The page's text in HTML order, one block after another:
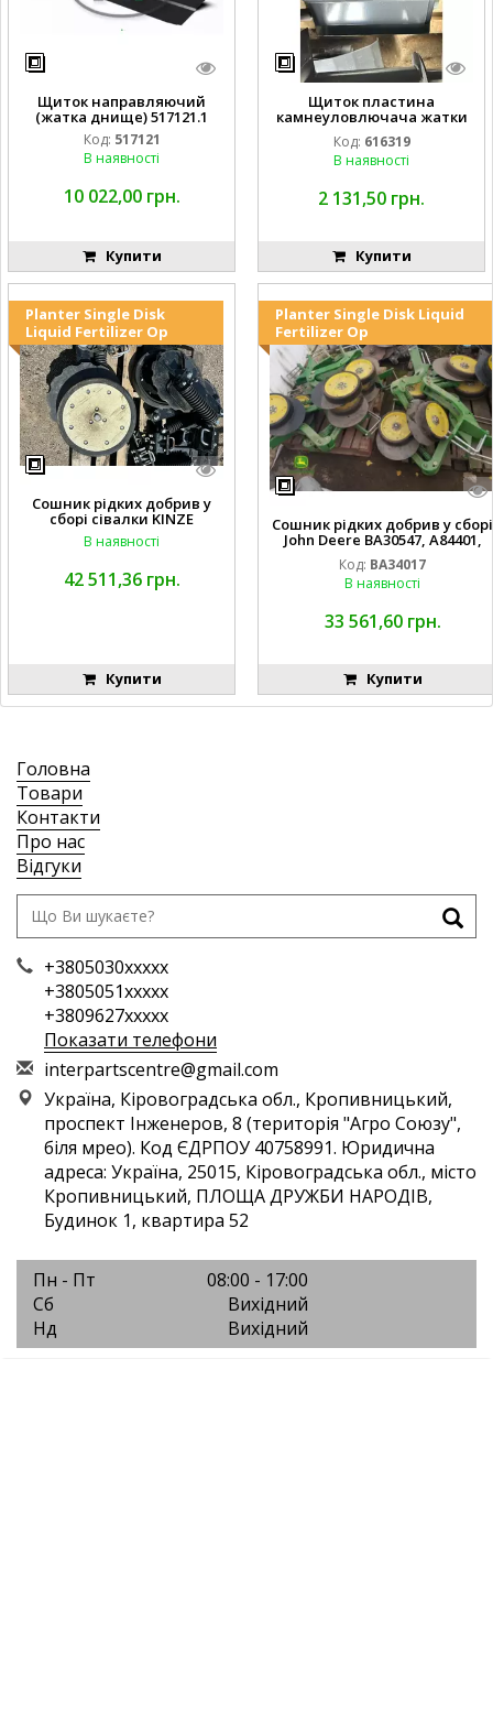
Щиток направляючий
(жатка днище) 517121.1
Код: 517121
В наявності
10 022,00 грн.
Купити
Щиток пластина
камнеуловлючача жатки
FLEX CAT CLAAS
Код: 616319
В наявності
2 131,50 грн.
Купити
Planter Single Disk
Liquid Fertilizer Op
Сошник рідких добрив у
сборі сівалки KINZE
В наявності
42 511,36 грн.
Купити
Planter Single Disk Liquid
Fertilizer Op
Сошник рідких добрив у сборі
John Deere BA30547, A84401,
AA65563, AA65562, A82739,
A82743, AA56092, A72503,
A72504,
68, H137235, A72358, AA65564, A
A65566, A49917, A49918,
Код: BA34017
В наявності
33 561,60 грн.
Купити
Головна
Товари
Контакти
Про нас
Відгуки
+3805030xxxxx
+3805051xxxxx
+3809627xxxxx
Показати телефони
interpartscentre@gmail.com
Україна, Кіровоградська обл., Кропивницький,
проспект Інженеров, 8 (територія "Агро Союзу",
біля мрео). Код ЄДРПОУ 40758991. Юридична
адреса: Україна, 25015, Кіровоградська обл., місто
Кропивницький, ПЛОЩА ДРУЖБИ НАРОДІВ,
Будинок 1, квартира 52
Пн - Пт
08:00 - 17:00
Сб
Вихідний
Нд
Вихідний